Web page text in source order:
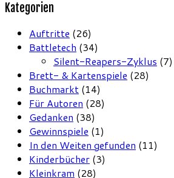
Kategorien
Auftritte (26)
Battletech (34)
Silent-Reapers-Zyklus (7)
Brett- & Kartenspiele (28)
Buchmarkt (14)
Für Autoren (28)
Gedanken (38)
Gewinnspiele (1)
In den Weiten gefunden (11)
Kinderbücher (3)
Kleinkram (28)